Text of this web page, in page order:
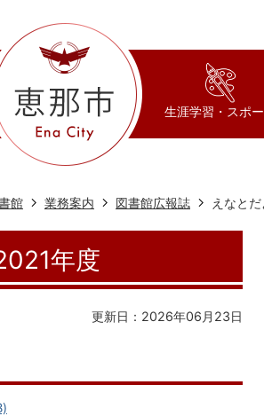
生涯学習・スポ
館 業務案内 図書館広報誌 えなと
年度
更新日：2026年06月23日